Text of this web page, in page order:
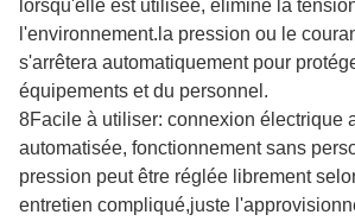
lorsqu'elle est utilisée, élimine la
l'environnement.la pression ou le
s'arrêtera automatiquement pour
équipements et du personnel.
8Facile à utiliser: connexion électrique
automatisée, fonctionnement sans
pression peut être réglée librement
entretien compliqué,juste